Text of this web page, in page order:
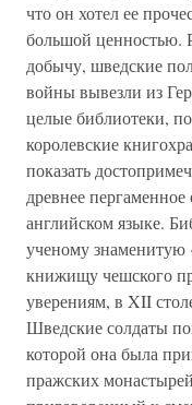
что он хотел ее
большой ценностью.
добычу, шведские
войны вывезли из
целые библиотеки,
королевские
показать
древнее
английском языке.
ученому знаменитую
книжищу чешского
уверениям, в XII
Шведские солдаты
которой она была
пражских